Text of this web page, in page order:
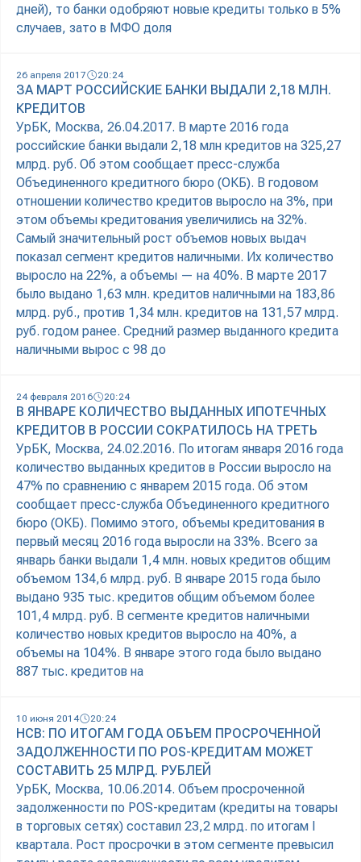
дней), то банки одобряют новые кредиты только в 5%
случаев, зато в МФО доля
26 апреля 2017 20:24
ЗА МАРТ РОССИЙСКИЕ БАНКИ ВЫДАЛИ 2,18 МЛН.
КРЕДИТОВ
УрБК, Москва, 26.04.2017. В марте 2016 года
российские банки выдали 2,18 млн кредитов на 325,27
млрд. руб. Об этом сообщает пресс-служба
Объединенного кредитного бюро (ОКБ). В годовом
отношении количество кредитов выросло на 3%, при
этом объемы кредитования увеличились на 32%.
Самый значительный рост объемов новых выдач
показал сегмент кредитов наличными. Их количество
выросло на 22%, а объемы — на 40%. В марте 2017
было выдано 1,63 млн. кредитов наличными на 183,86
млрд. руб., против 1,34 млн. кредитов на 131,57 млрд.
руб. годом ранее. Средний размер выданного кредита
наличными вырос с 98 до
24 февраля 2016 20:24
В ЯНВАРЕ КОЛИЧЕСТВО ВЫДАННЫХ ИПОТЕЧНЫХ
КРЕДИТОВ В РОССИИ СОКРАТИЛОСЬ НА ТРЕТЬ
УрБК, Москва, 24.02.2016. По итогам января 2016 года
количество выданных кредитов в России выросло на
47% по сравнению с январем 2015 года. Об этом
сообщает пресс-служба Объединенного кредитного
бюро (ОКБ). Помимо этого, объемы кредитования в
первый месяц 2016 года выросли на 33%. Всего за
январь банки выдали 1,4 млн. новых кредитов общим
объемом 134,6 млрд. руб. В январе 2015 года было
выдано 935 тыс. кредитов общим объемом более
101,4 млрд. руб. В сегменте кредитов наличными
количество новых кредитов выросло на 40%, а
объемы на 104%. В январе этого года было выдано
887 тыс. кредитов на
10 июня 2014 20:24
НСВ: ПО ИТОГАМ ГОДА ОБЪЕМ ПРОСРОЧЕННОЙ
ЗАДОЛЖЕННОСТИ ПО POS-КРЕДИТАМ МОЖЕТ
СОСТАВИТЬ 25 МЛРД. РУБЛЕЙ
УрБК, Москва, 10.06.2014. Объем просроченной
задолженности по POS-кредитам (кредиты на товары
в торговых сетях) составил 23,2 млрд. по итогам I
квартала. Рост просрочки в этом сегменте превысил